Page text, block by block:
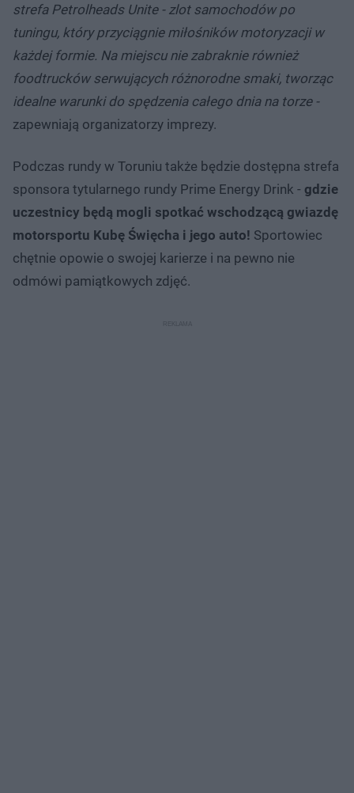
strefa Petrolheads Unite - zlot samochodów po
tuningu, który przyciągnie miłośników motoryzacji w
każdej formie. Na miejscu nie zabraknie również
foodtrucków serwujących różnorodne smaki, tworząc
idealne warunki do spędzenia całego dnia na torze -
zapewniają organizatorzy imprezy.
Podczas rundy w Toruniu także będzie dostępna strefa
sponsora tytularnego rundy Prime Energy Drink - gdzie
uczestnicy będą mogli spotkać wschodzącą gwiazdę
motorsportu Kubę Święcha i jego auto! Sportowiec
chętnie opowie o swojej karierze i na pewno nie
odmówi pamiątkowych zdjęć.